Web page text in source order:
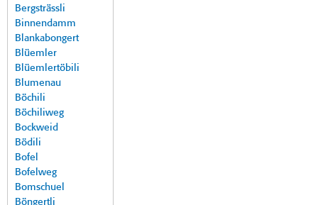
Bergsträssli
Binnendamm
Blankabongert
Blüemler
Blüemlertöbili
Blumenau
Böchili
Böchiliweg
Bockweid
Bödili
Bofel
Bofelweg
Bomschuel
Böngertli